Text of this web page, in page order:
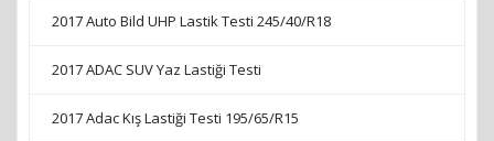
2017 Auto Bild UHP Lastik Testi 245/40/R18
2017 ADAC SUV Yaz Lastiği Testi
2017 Adac Kış Lastiği Testi 195/65/R15